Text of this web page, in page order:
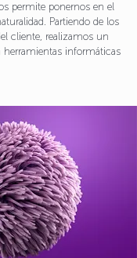
permite ponernos en el
Partiendo de los
cliente, realizamos un
herramientas informáticas